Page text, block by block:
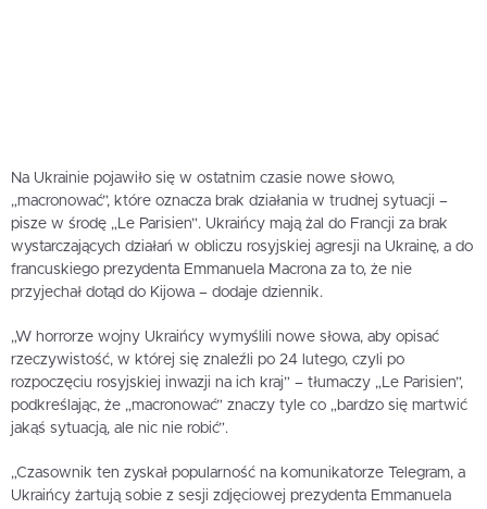
Na Ukrainie pojawiło się w ostatnim czasie nowe słowo,
„macronować”, które oznacza brak działania w trudnej sytuacji –
pisze w środę „Le Parisien”. Ukraińcy mają żal do Francji za brak
wystarczających działań w obliczu rosyjskiej agresji na Ukrainę, a do
francuskiego prezydenta Emmanuela Macrona za to, że nie
przyjechał dotąd do Kijowa – dodaje dziennik.
„W horrorze wojny Ukraińcy wymyślili nowe słowa, aby opisać
rzeczywistość, w której się znaleźli po 24 lutego, czyli po
rozpoczęciu rosyjskiej inwazji na ich kraj” – tłumaczy „Le Parisien”,
podkreślając, że „macronować” znaczy tyle co „bardzo się martwić
jakąś sytuacją, ale nic nie robić”.
„Czasownik ten zyskał popularność na komunikatorze Telegram, a
Ukraińcy żartują sobie z sesji zdjęciowej prezydenta Emmanuela